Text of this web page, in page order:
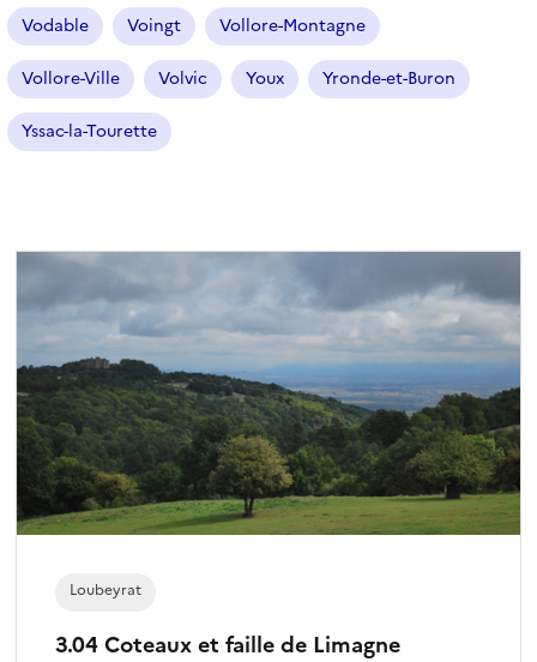
Vodable Voingt Vollore-Montagne
Vollore-Ville Volvic Youx Yronde-et-Buron
Yssac-la-Tourette
3.04 Coteaux et faille de Limagne
Loubeyrat